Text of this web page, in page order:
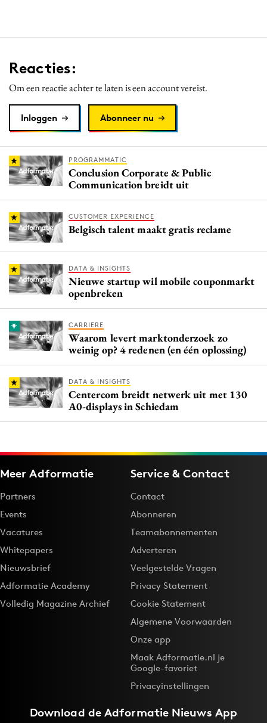
Reacties:
Om een reactie achter te laten is een account vereist.
Inloggen Abonneer nu
PROGRAMMATIC
Conclusion Corporate & Public
Communication breidt uit
CUSTOMER EXPERIENCE
Belgisch talent maakt gratis reclame
DATA & INSIGHTS
Nieuwe startup wil mobile couponmarkt
openbreken
CARRIERE
Waarom levert marktonderzoek zo
weinig op? 4 redenen (en één oplossing)
DATA & INSIGHTS
Centercom breidt netwerk uit met 130
A0-displays in Schiedam
Meer Adformatie
Partners
Events
Vacatures
Whitepapers
Nieuwsbrief
Adformatie Academy
Volledig Magazine Archief
Service & Contact
Contact
Abonneren
Teamabonnementen
Adverteren
Veelgestelde Vragen
Privacy Statement
Cookie Statement
Algemene Voorwaarden
Onze app
Maak Adformatie.nl je
Google-favoriet
Privacyinstellingen
Download deAdformatie Nieuws App